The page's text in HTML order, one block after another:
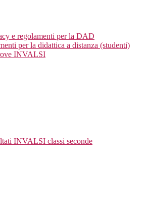
e regolamenti per la DAD
per la didattica a distanza (studenti)
INVALSI
INVALSI classi seconde